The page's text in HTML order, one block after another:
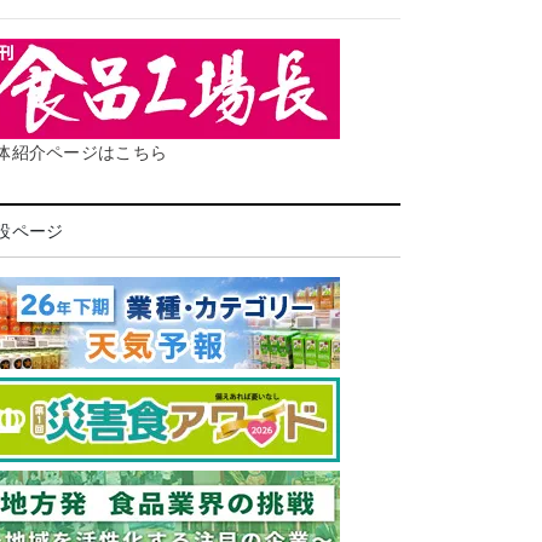
紹介ページはこちら
ページ